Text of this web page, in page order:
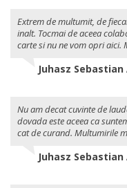
Extrem de multumit, de
inalt. Tocmai de aceea
carte si nu ne vom opri aici.
Juhasz
Nu am decat cuvinte de
dovada este aceea ca
cat de curand. Multumirile
Juhasz